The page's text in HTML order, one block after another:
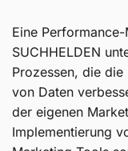
Eine
SUCHHELDEN
Prozessen, die
von Daten
der eigenen
Implementierung